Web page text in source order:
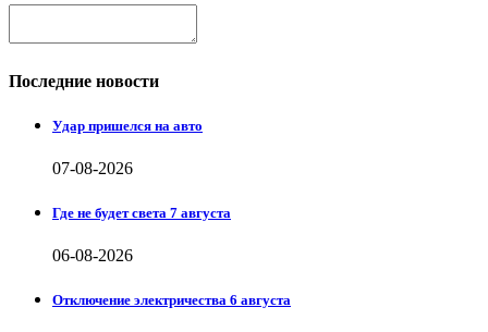
Последние новости
Удар пришелся на авто
07-08-2026
Где не будет света 7 августа
06-08-2026
Отключение электричества 6 августа